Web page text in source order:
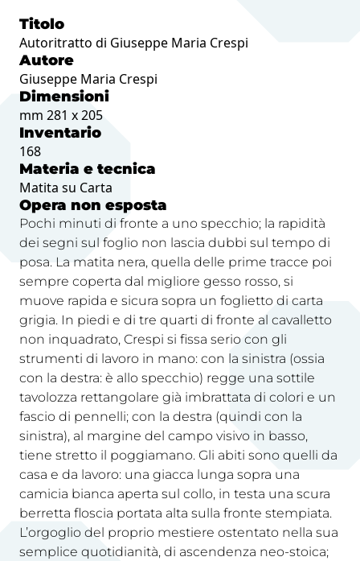
Titolo
Autoritratto di Giuseppe Maria Crespi
Autore
Giuseppe Maria Crespi
Dimensioni
mm 281 x 205
Inventario
168
Materia e tecnica
Matita su Carta
Opera non esposta
Pochi minuti di fronte a uno specchio; la rapidità
dei segni sul foglio non lascia dubbi sul tempo di
posa. La matita nera, quella delle prime tracce poi
sempre coperta dal migliore gesso rosso, si
muove rapida e sicura sopra un foglietto di carta
grigia. In piedi e di tre quarti di fronte al cavalletto
non inquadrato, Crespi si fissa serio con gli
strumenti di lavoro in mano: con la sinistra (ossia
con la destra: è allo specchio) regge una sottile
tavolozza rettangolare già imbrattata di colori e un
fascio di pennelli; con la destra (quindi con la
sinistra), al margine del campo visivo in basso,
tiene stretto il poggiamano. Gli abiti sono quelli da
casa e da lavoro: una giacca lunga sopra una
camicia bianca aperta sul collo, in testa una scura
berretta floscia portata alta sulla fronte stempiata.
L’orgoglio del proprio mestiere ostentato nella sua
semplice quotidianità, di ascendenza neo-stoica;